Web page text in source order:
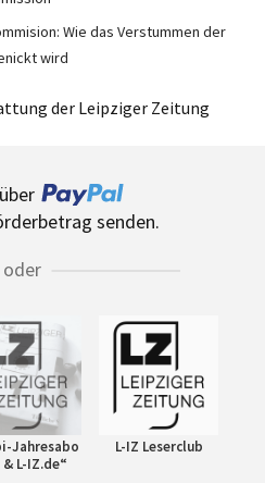
Wie das Verstummen der
wird
der Leipziger Zeitung
senden.
oder
Jahresabo
& L-IZ.de“
L-IZ Leserclub